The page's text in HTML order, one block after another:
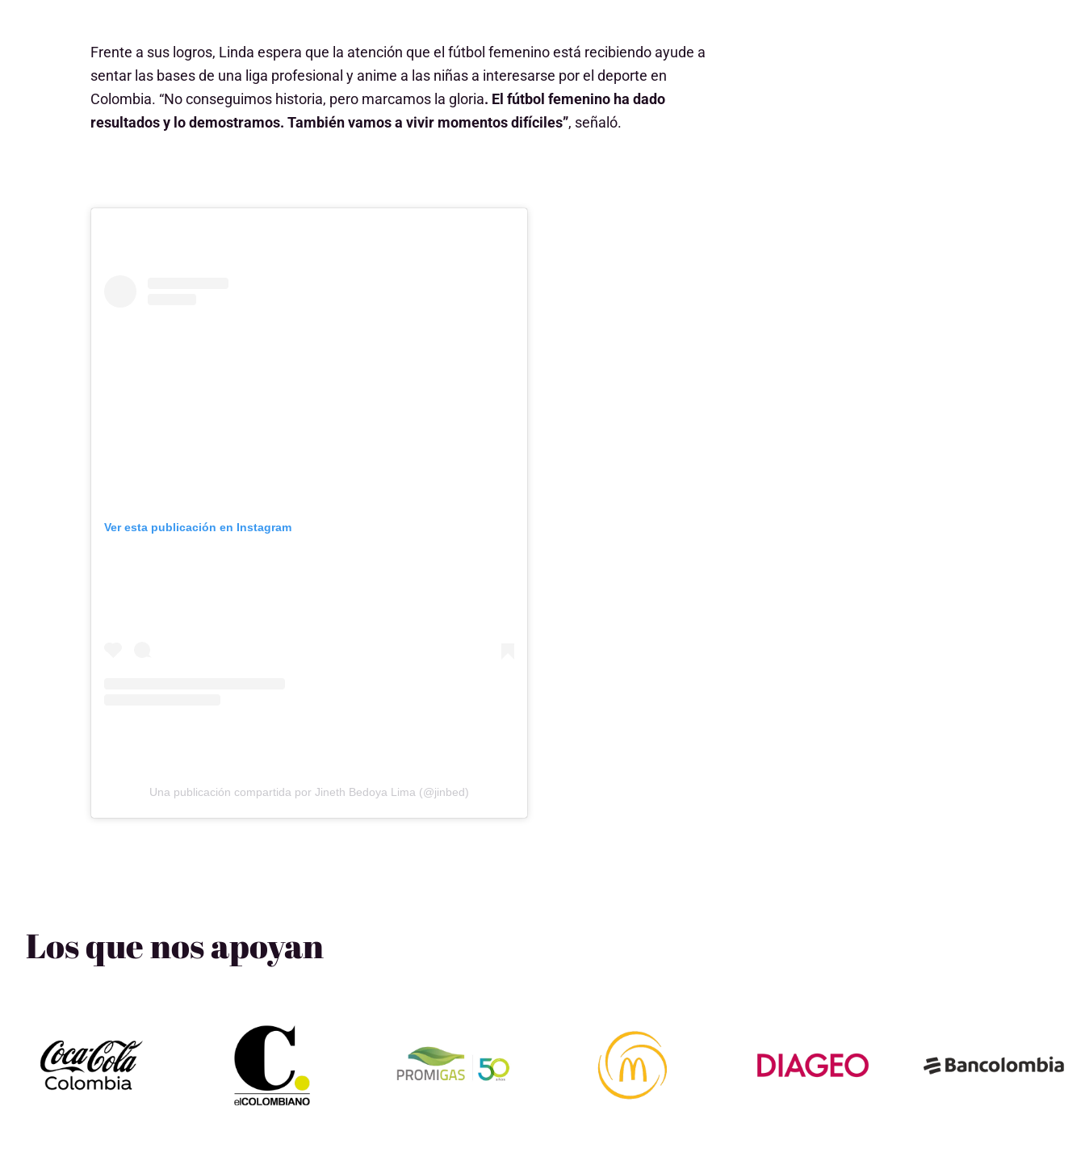
Frente a sus logros, Linda espera que la atención que el fútbol femenino está recibiendo ayude a
sentar las bases de una liga profesional y anime a las niñas a interesarse por el deporte en
Colombia. “No conseguimos historia, pero marcamos la gloria. El fútbol femenino ha dado
resultados y lo demostramos. También vamos a vivir momentos difíciles”, señaló.
Ver esta publicación en Instagram
Una publicación compartida por Jineth Bedoya Lima (@jinbed)
Los que nos apoyan